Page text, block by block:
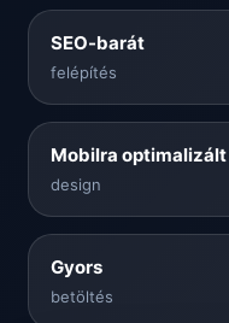
SEO-barát
felépítés
Mobilra optimalizált
design
Gyors
betöltés